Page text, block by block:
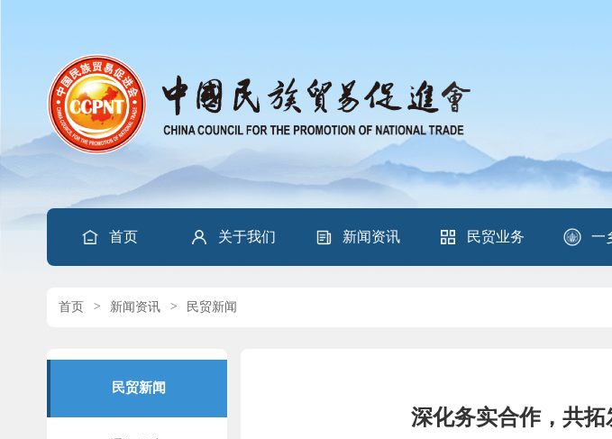
首页 关于我们 新闻资讯 民贸业务 一
首页 > 新闻资讯 > 民贸新闻
民贸新闻
深化务实合作，共